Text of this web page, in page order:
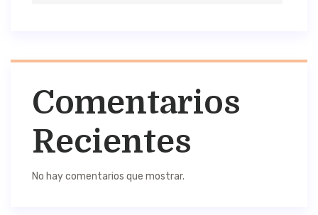
Comentarios
Recientes
No hay comentarios que mostrar.